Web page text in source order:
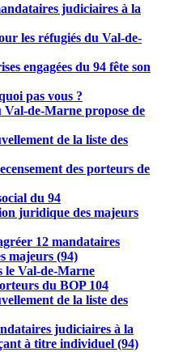
judiciaires à la
les réfugiés du Val-de-
engagées du 94 fête son
pas vous ?
de-Marne propose de
de la liste des
des porteurs de
du 94
juridique des majeurs
12 mandataires
majeurs (94)
le Val-de-Marne
du BOP 104
de la liste des
judiciaires à la
à titre individuel (94)